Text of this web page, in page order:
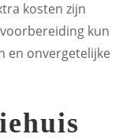
kosten zijn
kun
en onvergetelijke